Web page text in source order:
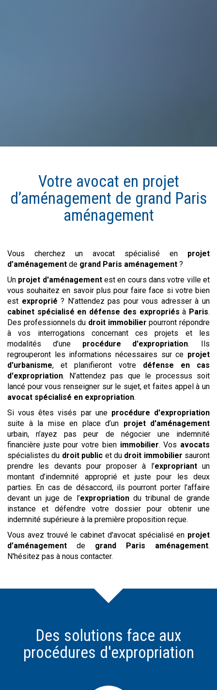
Votre avocat en projet
d’aménagement de grand Paris
aménagement
Vous cherchez un avocat spécialisé en projet
d’aménagement de grand Paris aménagement ?
Un projet d'aménagementest en cours dans votre ville et
vous souhaitez en savoir plus pour faire face si votre bien
est exproprié ? N’attendez pas pour vous adresser à un
cabinet spécialisé en défense des expropriés à Paris.
Des professionnels du droit immobilier pourront répondre
à vos interrogations concernant ces projets et les
modalités d’une procédure d'expropriation. Ils
regrouperont les informations nécessaires sur ce projet
d'urbanisme, et planifieront votre défense en cas
d'expropriation. N’attendez pas que le processus soit
lancé pour vous renseigner sur le sujet, et faites appel à un
avocat spécialisé en expropriation.
Si vous êtes visés par une procédure d'expropriation
suite à la mise en place d’un projet d'aménagement
urbain, n’ayez pas peur de négocier une indemnité
financière juste pour votre bien immobilier. Vos avocats
spécialistes du droit public et du droit immobilier sauront
prendre les devants pour proposer à l’expropriantun
montant d’indemnité approprié et juste pour les deux
parties. En cas de désaccord, ils pourront porter l’affaire
devant un juge de l’expropriationdu tribunal de grande
instance et défendre votre dossier pour obtenir une
indemnité supérieure à la première proposition reçue.
Vous avez trouvé le cabinet d'avocat spécialisé en projet
d’aménagement de grand Paris aménagement.
N'hésitez pas à nous contacter.
Des solutions face aux
procédures d'expropriation